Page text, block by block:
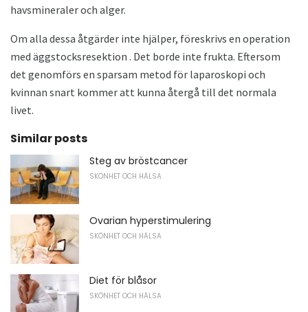
havsmineraler och alger.
Om alla dessa åtgärder inte hjälper, föreskrivs en operation
med äggstocksresektion . Det borde inte frukta. Eftersom
det genomförs en sparsam metod för laparoskopi och
kvinnan snart kommer att kunna återgå till det normala
livet.
Similar posts
Steg av bröstcancer
SKÖNHET OCH HÄLSA
Ovarian hyperstimulering
SKÖNHET OCH HÄLSA
Diet för blåsor
SKÖNHET OCH HÄLSA